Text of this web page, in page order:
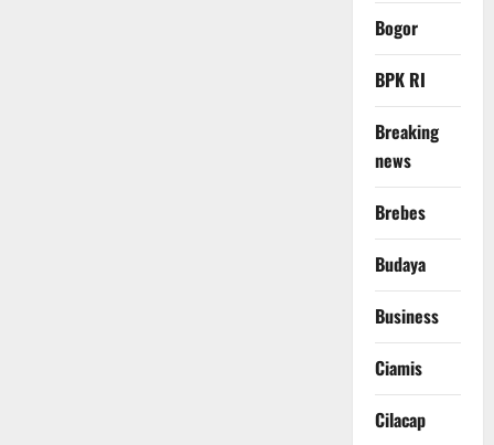
Bogor
BPK RI
Breaking
news
Brebes
Budaya
Business
Ciamis
Cilacap